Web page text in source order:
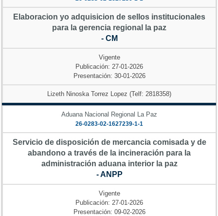
Elaboracion yo adquisicion de sellos institucionales
para la gerencia regional la paz
- CM
Vigente
Publicación: 27-01-2026
Presentación: 30-01-2026
Lizeth Ninoska Torrez Lopez (Telf: 2818358)
Aduana Nacional Regional La Paz
26-0283-02-1627239-1-1
Servicio de disposición de mercancia comisada y de
abandono a través de la incineración para la
administración aduana interior la paz
- ANPP
Vigente
Publicación: 27-01-2026
Presentación: 09-02-2026